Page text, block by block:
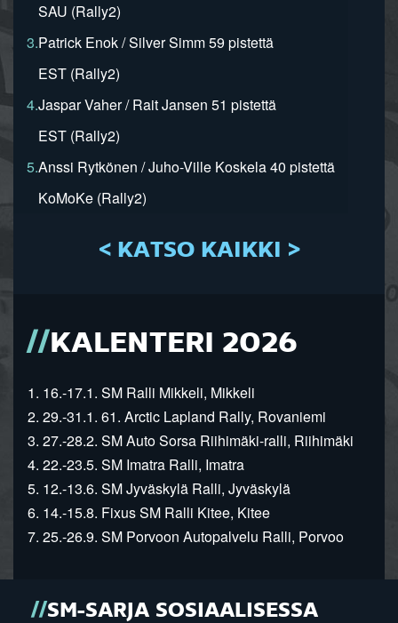
SAU (Rally2)
3.Patrick Enok / Silver Simm 59 pistettä
EST (Rally2)
4.Jaspar Vaher / Rait Jansen 51 pistettä
EST (Rally2)
5.Anssi Rytkönen / Juho-Ville Koskela 40 pistettä
KoMoKe (Rally2)
< KATSO KAIKKI >
KALENTERI 2026
1. 16.-17.1. SM Ralli Mikkeli, Mikkeli
2. 29.-31.1. 61. Arctic Lapland Rally, Rovaniemi
3. 27.-28.2. SM Auto Sorsa Riihimäki-ralli, Riihimäki
4. 22.-23.5. SM Imatra Ralli, Imatra
5. 12.-13.6. SM Jyväskylä Ralli, Jyväskylä
6. 14.-15.8. Fixus SM Ralli Kitee, Kitee
7. 25.-26.9. SM Porvoon Autopalvelu Ralli, Porvoo
SM-SARJA SOSIAALISESSA